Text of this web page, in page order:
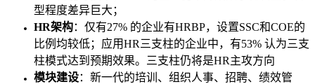
型程度差异巨大；
HR架构：仅有27% 的企业有HRBP，设置SSC和COE的
比例均较低；应用HR三支柱的企业中，有53% 认为三支
柱模式达到预期效果。三支柱仍将是HR主攻方向
模块建设：新一代的培训、组织人事、招聘、绩效管